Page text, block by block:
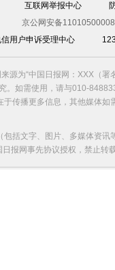
互联网举报中心
京公网安备
用户申诉受理中心
源为“中国日报网：XXX（
。如需使用，请与010-
于传播更多信息，其他媒体
包括文字、图片、多媒体资
日报网事先协议授权，禁止转